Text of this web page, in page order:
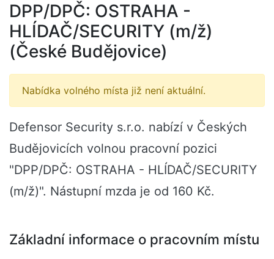
DPP/DPČ: OSTRAHA -
HLÍDAČ/SECURITY (m/ž)
(České Budějovice)
Nabídka volného místa již není aktuální.
Defensor Security s.r.o. nabízí v Českých
Budějovicích volnou pracovní pozici
"DPP/DPČ: OSTRAHA - HLÍDAČ/SECURITY
(m/ž)". Nástupní mzda je od 160 Kč.
Základní informace o pracovním místu